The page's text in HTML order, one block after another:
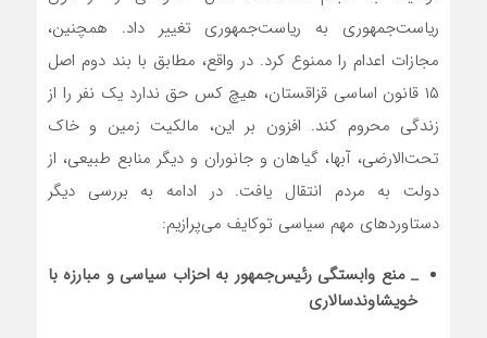
ریاست‌جمهوری به ریاست‌جمهوری تغییر داد. همچنین،
مجازات اعدام را ممنوع کرد. در واقع، مطابق با بند دوم اصل
۱۵ قانون اساسی قزاقستان، هیچ کس حق ندارد یک نفر را از
زندگی محروم کند. افزون بر این، مالکیت زمین و خاک
تحت‌الارضی، آبها، گیاهان و جانوران و دیگر منابع طبیعی، از
دولت به مردم انتقال یافت. در ادامه به بررسی دیگر
دستاوردهای مهم سیاسی توکایف می‌پرازیم:
_ منع وابستگی رئیس‌جمهور به احزاب سیاسی و مبارزه با
خویشاوند‌سالاری